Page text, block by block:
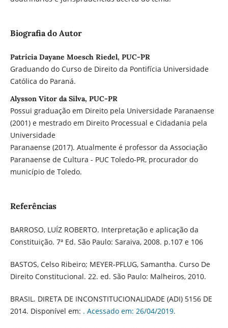
Biografia do Autor
Patrícia Dayane Moesch Riedel, PUC-`PR
Graduando do Curso de Direito da Pontifícia Universidade
Católica do Paraná.
Alysson Vitor da Silva, PUC-PR
Possui graduação em Direito pela Universidade Paranaense
(2001) e mestrado em Direito Processual e Cidadania pela
Universidade
Paranaense (2017). Atualmente é professor da Associação
Paranaense de Cultura - PUC Toledo-PR, procurador do
município de Toledo.
Referências
BARROSO, LUÍZ ROBERTO. Interpretação e aplicação da
Constituição. 7ª Ed. São Paulo: Saraiva, 2008. p.107 e 106
BASTOS, Celso Ribeiro; MEYER-PFLUG, Samantha. Curso De
Direito Constitucional. 22. ed. São Paulo: Malheiros, 2010.
BRASIL. DIRETA DE INCONSTITUCIONALIDADE (ADI) 5156 DE
2014. Disponível em: . Acessado em: 26/04/2019.